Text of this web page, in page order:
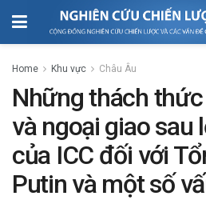
Home Khu vực Châu Âu
Những thách
và ngoại giao sau
của ICC đối với
Putin và một số